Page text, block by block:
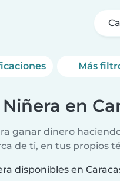
Más
en
ganar dinero
de ti, en tus propios
disponibles en